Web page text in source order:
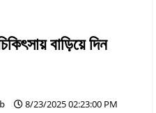
বাড়িয়ে দিন
8/23/2025 02:23:00 PM